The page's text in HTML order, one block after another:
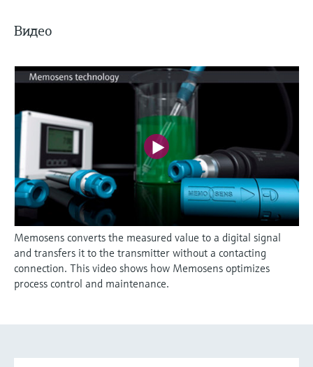
Видео
Memosens converts the measured value to a digital signal
and transfers it to the transmitter without a contacting
connection. This video shows how Memosens optimizes
process control and maintenance.